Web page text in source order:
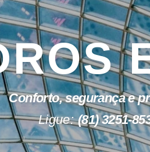
Conforto, segurança e
Ligue:(81) 3251-